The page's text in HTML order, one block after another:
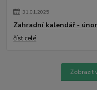
31.01.2025
Zahradní kalendář -
číst celé
Zobrazit